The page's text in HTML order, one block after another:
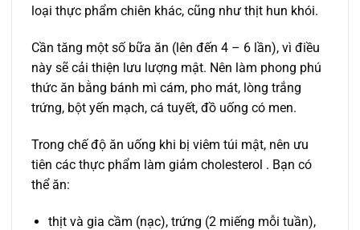
loại thực phẩm chiên khác, cũng như thịt hun khói.
Cần tăng một số bữa ăn (lên đến 4 – 6 lần), vì điều
này sẽ cải thiện lưu lượng mật. Nên làm phong phú
thức ăn bằng bánh mì cám, pho mát, lòng trắng
trứng, bột yến mạch, cá tuyết, đồ uống có men.
Trong chế độ ăn uống khi bị viêm túi mật, nên ưu
tiên các thực phẩm làm giảm cholesterol . Bạn có
thể ăn:
thịt và gia cầm (nạc), trứng (2 miếng mỗi tuần),